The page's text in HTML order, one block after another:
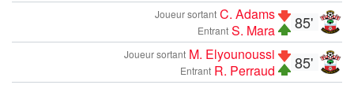
85'
Joueur sortant C. Adams
Entrant S. Mara
85'
Joueur sortant M. Elyounoussi
Entrant R. Perraud